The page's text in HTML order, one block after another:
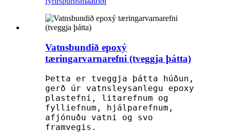
Vatnsbundið epoxý
tæringarvarnarefni (tveggja þátta)
Þetta er tveggja þátta húðun,
gerð úr vatnsleysanlegu epoxy
plastefni, litarefnum og
fylliefnum, hjálparefnum,
afjónuðu vatni og svo
framvegis.